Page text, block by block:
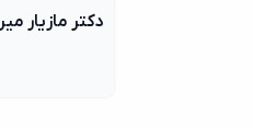
دکتر مازیار میر